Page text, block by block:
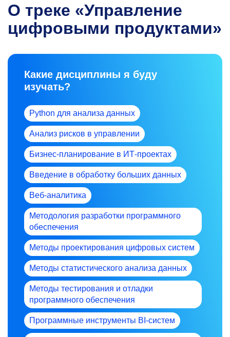
О треке «Управление
цифровыми продуктами»
Какие дисциплины я буду
изучать?
Python для анализа данных
Анализ рисков в управлении
Бизнес-планирование в ИТ-проектах
Введение в обработку больших данных
Веб-аналитика
Методология разработки программного
обеспечения
Методы проектирования цифровых систем
Методы статистического анализа данных
Методы тестирования и отладки
программного обеспечения
Программные инструменты BI-систем